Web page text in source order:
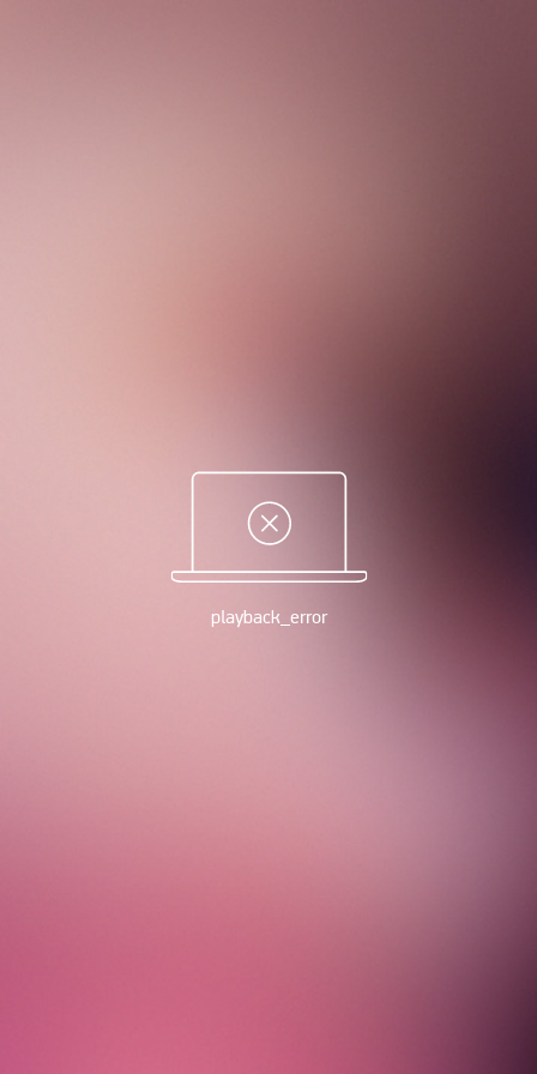
playback_error